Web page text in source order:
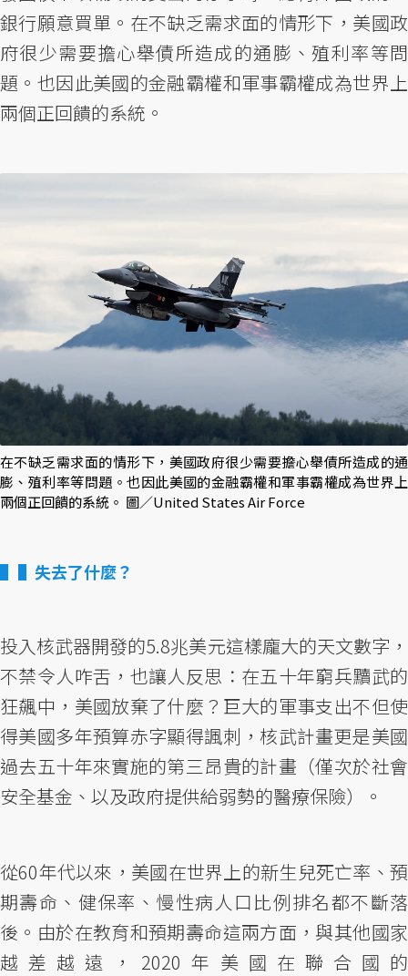
銀行願意買單。在不缺乏需求面的情形下，美國政
府很少需要擔心舉債所造成的通膨、殖利率等問
題。也因此美國的金融霸權和軍事霸權成為世界上
兩個正回饋的系統。
在不缺乏需求面的情形下，美國政府很少需要擔心舉債所造成的通
膨、殖利率等問題。也因此美國的金融霸權和軍事霸權成為世界上
兩個正回饋的系統。 圖／United States Air Force
▌失去了什麼？
投入核武器開發的5.8兆美元這樣龐大的天文數字，
不禁令人咋舌，也讓人反思：在五十年窮兵黷武的
狂飆中，美國放棄了什麼？巨大的軍事支出不但使
得美國多年預算赤字顯得諷刺，核武計畫更是美國
過去五十年來實施的第三昂貴的計畫（僅次於社會
安全基金、以及政府提供給弱勢的醫療保險）。
從60年代以來，美國在世界上的新生兒死亡率、預
期壽命、健保率、慢性病人口比例排名都不斷落
後。由於在教育和預期壽命這兩方面，與其他國家
越差越遠，2020年美國在聯合國的